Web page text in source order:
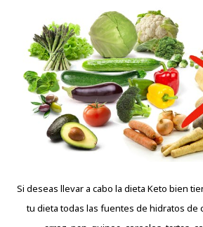
Si deseas llevar a cabo la dieta Keto bien
tu dieta todas las fuentes de hidratos de